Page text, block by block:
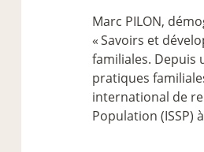
Marc PILON,
«Savoirs et
familiales. Depuis
pratiques
international de
Population (ISSP)